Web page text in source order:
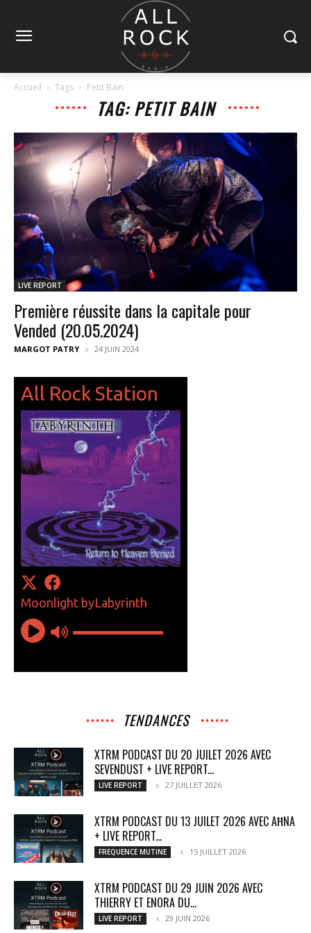
Accueil Tags Petit Bain
TAG: PETIT BAIN
LIVE REPORT
Première réussite dans la capitale pour
Vended (20.05.2024)
MARGOT PATRY 24 JUIN 2024
TENDANCES
XTRM PODCAST DU 20 JUILET 2026 AVEC
SEVENDUST + LIVE REPORT...
LIVE REPORT 27 JUILLET 2026
XTRM PODCAST DU 13 JUILET 2026 AVEC AĦNA
+ LIVE REPORT...
FREQUENCE MUTINE 15 JUILLET 2026
XTRM PODCAST DU 29 JUIN 2026 AVEC
THIERRY ET ENORA DU...
LIVE REPORT 29 JUIN 2026